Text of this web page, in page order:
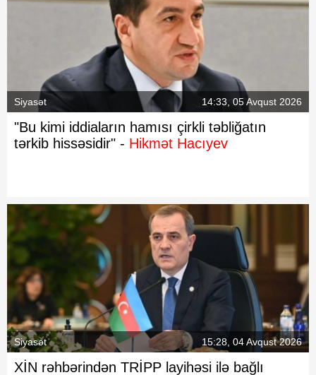
Siyasət 14:33, 05 Avqust 2026
"Bu kimi iddiaların hamısı çirkli təbliğatın
tərkib hissəsidir" - Hikmət Hacıyev
Siyasət 15:28, 04 Avqust 2026
XİN rəhbərindən TRİPP layihəsi ilə bağlı